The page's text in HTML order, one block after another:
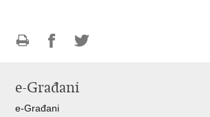
FacebookuTwitteru
e-Građani
e-Građani